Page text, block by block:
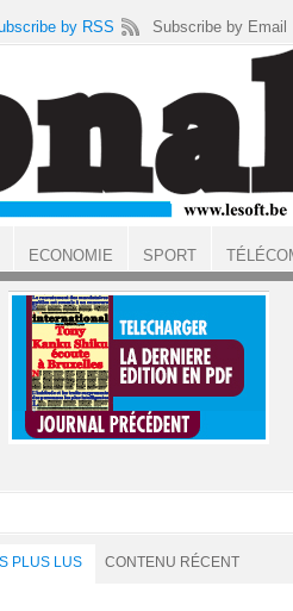
PLUS LUS CONTENU RÉCENT
by RSS Subscribe by Email
ECONOMIE SPORT